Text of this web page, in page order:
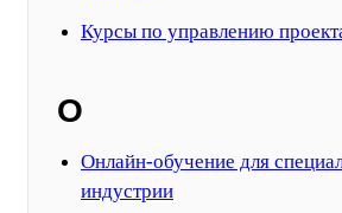
Курсы по управлению
О
Онлайн-обучение для
индустрии